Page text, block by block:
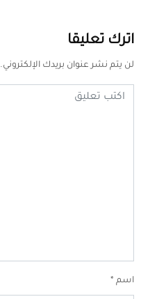
اترك تعليقا
لن يتم نشر عنوان بريدك الإلكتروني.
اسم *